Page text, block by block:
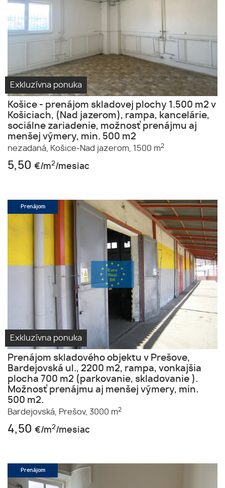
Exkluzívna ponuka
Košice - prenájom skladovej plochy 1.500 m2 v
Košiciach, (Nad jazerom), rampa, kancelárie,
sociálne zariadenie, možnosť prenájmu aj
menšej výmery, min. 500 m2
nezadaná, Košice-Nad jazerom, 1500 m2
5,50 €/m2/mesiac
Exkluzívna ponuka
Prenájom
Prenájom skladového objektu v Prešove,
Bardejovská ul., 2200 m2, rampa, vonkajšia
plocha 700 m2 (parkovanie, skladovanie ).
Možnosť prenájmu aj menšej výmery, min.
500 m2.
Bardejovská, Prešov, 3000 m2
4,50 €/m2/mesiac
Prenájom